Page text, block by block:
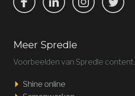
Meer Spredle
Voorbeelden van Spredle content.
Shine online